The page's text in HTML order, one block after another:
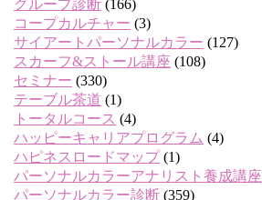
グループ診断 (166)
コープカルチャー (3)
サイアートパーソナルカラー (127)
スカーフ&ストール講座 (108)
セミナー (330)
テーブル茶道 (1)
トータルコース (4)
ハッピーキャリアプログラム (4)
ハピネスロードマップ (1)
パーソナルカラーアナリスト養成講座
パーソナルカラー診断 (359)